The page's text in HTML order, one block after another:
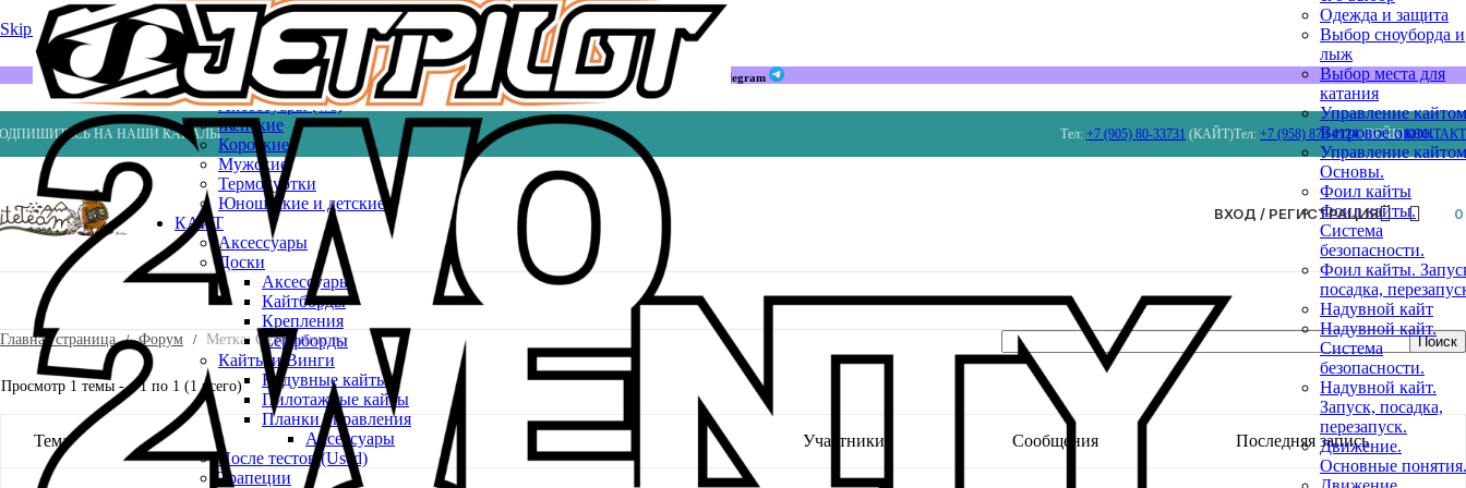
Skip to navigation Skip to main content
Мы в Telegram
НА НАШИ КАНАЛЫ Тел: +7 (905) 80-33731 (КАЙТ)Тел: +7 (958) 879 4124(ВЕЙК)
Весла
Насосы
ВЕЙК
Шлемы
ГИДРОКОСТЮМЫ
Аксессуары (ws)
Женские
Короткие
Мужские
Термокуртки
Юношеские и детские
КАЙТ
Аксессуары
Доски
Аксессуары
Кайтборды
Крепления
Серфборды
Кайты и Винги
Надувные кайты
Пилотажные кайты
Планки управления
Аксессуары
После тестов (Used)
Трапеции
ВХОД / РЕГИСТРАЦИЯ 0
Одежда и защита
Выбор сноуборда и
лыж
Выбор места для
катания
Управление
Ветровое окно.
Управление
Основы.
Фоил кайты
Фоил кайты.
Система
безопасности.
Фоил кайты.
посадка,
Надувной кайт
Надувной кайт.
Система
безопасности.
Надувной кайт.
Запуск, посадка,
перезапуск.
Движение.
Основные понятия.
Главная страница Форум Метка: Седельниково
Просмотр 1 темы - с 1 по 1 (1 всего)
Тема Участники Сообщения Последняя запись